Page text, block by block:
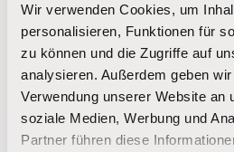
Wir verwenden Cookies, um
personalisieren, Funktionen für
zu können und die Zugriffe auf
analysieren. Außerdem geben
Verwendung unserer Website an
soziale Medien, Werbung und
Partner führen diese
Widmung
Size